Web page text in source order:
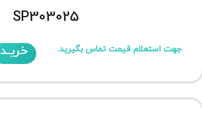
SP303025
جهت استعلام قیمت تماس بگیرید. خریـد